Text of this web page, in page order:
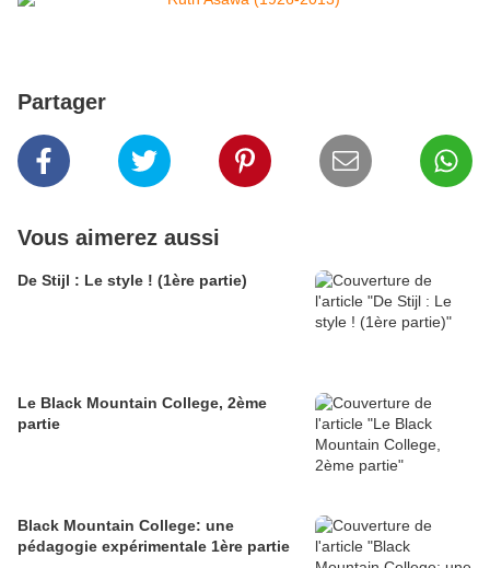
Partager
Vous aimerez aussi
De Stijl : Le style ! (1ère partie)
Le Black Mountain College, 2ème
partie
Black Mountain College: une
pédagogie expérimentale 1ère partie